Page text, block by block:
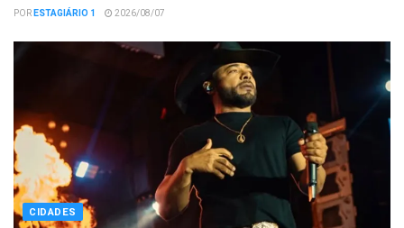
PORESTAGIÁRIO 1 2026/08/07
CIDADES